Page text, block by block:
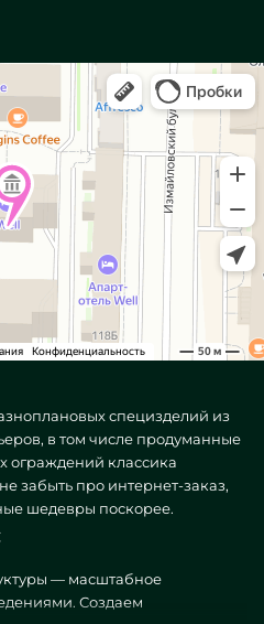
специзделий из
в том числе продуманные
ограждений классика
забыть про интернет-заказ,
шедевры поскорее.
— масштабное
Создаем